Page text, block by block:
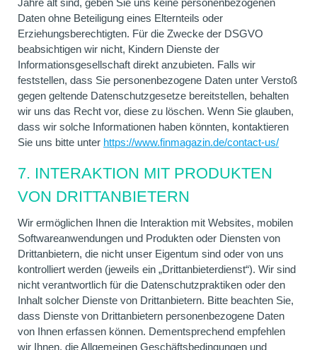
Jahre alt sind, geben Sie uns keine personenbezogenen
Daten ohne Beteiligung eines Elternteils oder
Erziehungsberechtigten. Für die Zwecke der DSGVO
beabsichtigen wir nicht, Kindern Dienste der
Informationsgesellschaft direkt anzubieten. Falls wir
feststellen, dass Sie personenbezogene Daten unter Verstoß
gegen geltende Datenschutzgesetze bereitstellen, behalten
wir uns das Recht vor, diese zu löschen. Wenn Sie glauben,
dass wir solche Informationen haben könnten, kontaktieren
Sie uns bitte unter https://www.finmagazin.de/contact-us/
7. INTERAKTION MIT PRODUKTEN
VON DRITTANBIETERN
Wir ermöglichen Ihnen die Interaktion mit Websites, mobilen
Softwareanwendungen und Produkten oder Diensten von
Drittanbietern, die nicht unser Eigentum sind oder von uns
kontrolliert werden (jeweils ein „Drittanbieterdienst“). Wir sind
nicht verantwortlich für die Datenschutzpraktiken oder den
Inhalt solcher Dienste von Drittanbietern. Bitte beachten Sie,
dass Dienste von Drittanbietern personenbezogene Daten
von Ihnen erfassen können. Dementsprechend empfehlen
wir Ihnen, die Allgemeinen Geschäftsbedingungen und